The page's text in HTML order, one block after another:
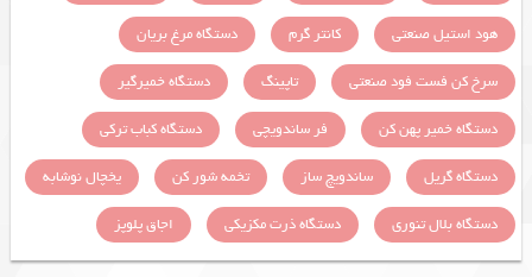
هود استیل صنعتی
کانتر گرم
دستگاه مرغ بریان
سرخ کن فست فود صنعتی
تاپینگ
دستگاه خمیرگیر
دستگاه خمیر پهن کن
فر ساندویچی
دستگاه کباب ترکی
دستگاه گریل
ساندویچ ساز تخمه شور کن
یخچال نوشابه
دستگاه بلال تنوری
دستگاه ذرت مکزیکی اجاق پلوپز